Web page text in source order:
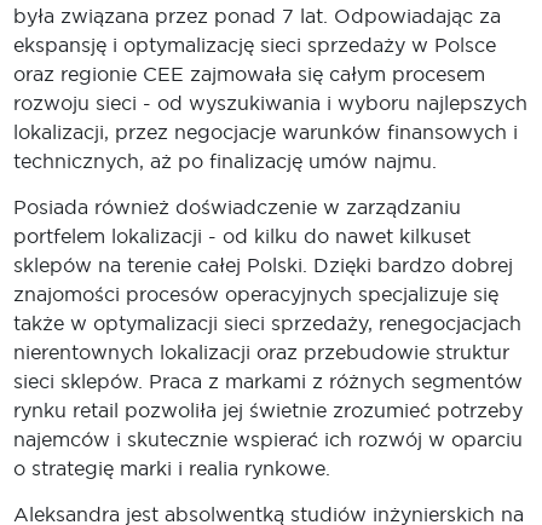
była związana przez ponad 7 lat. Odpowiadając za
ekspansję i optymalizację sieci sprzedaży w Polsce
oraz regionie CEE zajmowała się całym procesem
rozwoju sieci - od wyszukiwania i wyboru najlepszych
lokalizacji, przez negocjacje warunków finansowych i
technicznych, aż po finalizację umów najmu.
Posiada również doświadczenie w zarządzaniu
portfelem lokalizacji - od kilku do nawet kilkuset
sklepów na terenie całej Polski. Dzięki bardzo dobrej
znajomości procesów operacyjnych specjalizuje się
także w optymalizacji sieci sprzedaży, renegocjacjach
nierentownych lokalizacji oraz przebudowie struktur
sieci sklepów. Praca z markami z różnych segmentów
rynku retail pozwoliła jej świetnie zrozumieć potrzeby
najemców i skutecznie wspierać ich rozwój w oparciu
o strategię marki i realia rynkowe.
Aleksandra jest absolwentką studiów inżynierskich na